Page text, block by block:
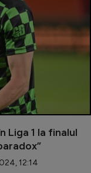
Liga 1 la finalul
12:14